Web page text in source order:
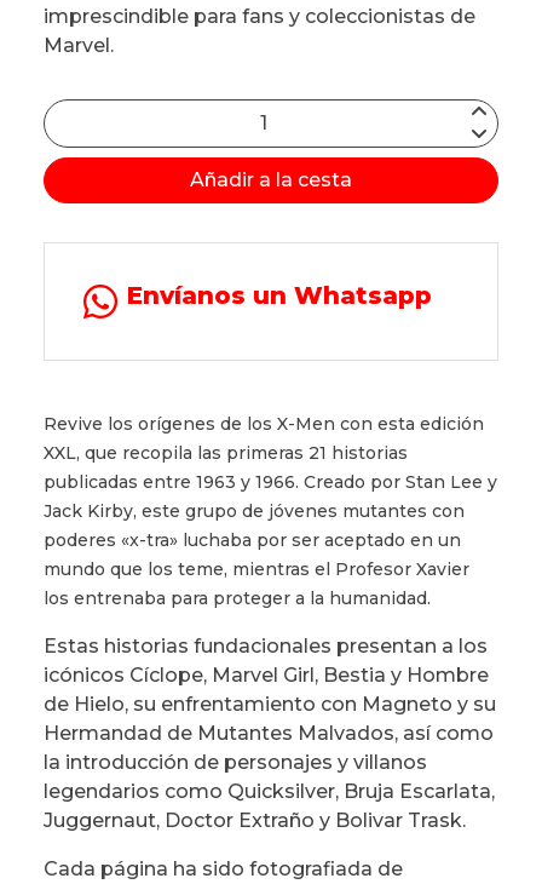
imprescindible para fans y coleccionistas de
Marvel.
Añadir a la cesta
Envíanos un Whatsapp
Revive los orígenes de los X-Men con esta edición
XXL, que recopila las primeras 21 historias
publicadas entre 1963 y 1966. Creado por Stan Lee y
Jack Kirby, este grupo de jóvenes mutantes con
poderes «x-tra» luchaba por ser aceptado en un
mundo que los teme, mientras el Profesor Xavier
los entrenaba para proteger a la humanidad.
Estas historias fundacionales presentan a los
icónicos Cíclope, Marvel Girl, Bestia y Hombre
de Hielo, su enfrentamiento con Magneto y su
Hermandad de Mutantes Malvados, así como
la introducción de personajes y villanos
legendarios como Quicksilver, Bruja Escarlata,
Juggernaut, Doctor Extraño y Bolivar Trask.
Cada página ha sido fotografiada de